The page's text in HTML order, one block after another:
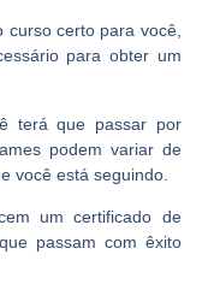
curso certo para você,
para obter um
terá que passar por
podem variar de
você está seguindo.
um certificado de
passam com êxito